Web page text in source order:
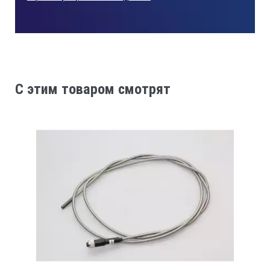
Рабочая температура: -20°C~50°C /-12°F~120°F.
эндоскопической системы:
7" LED цифровой дисплей, разрешение 720 X 560.
Пульт ДУ.
Запись видео со звуком (MPEG4/AVI).
Фото (JPEG) до 5млн. пикселей.
Функция ускоренной перемотки при
C этим товаром смотрят